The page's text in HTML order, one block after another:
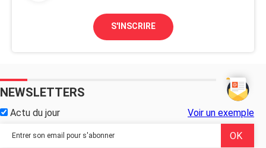
S'INSCRIRE
NEWSLETTERS
Actu du jour Voir un exemple